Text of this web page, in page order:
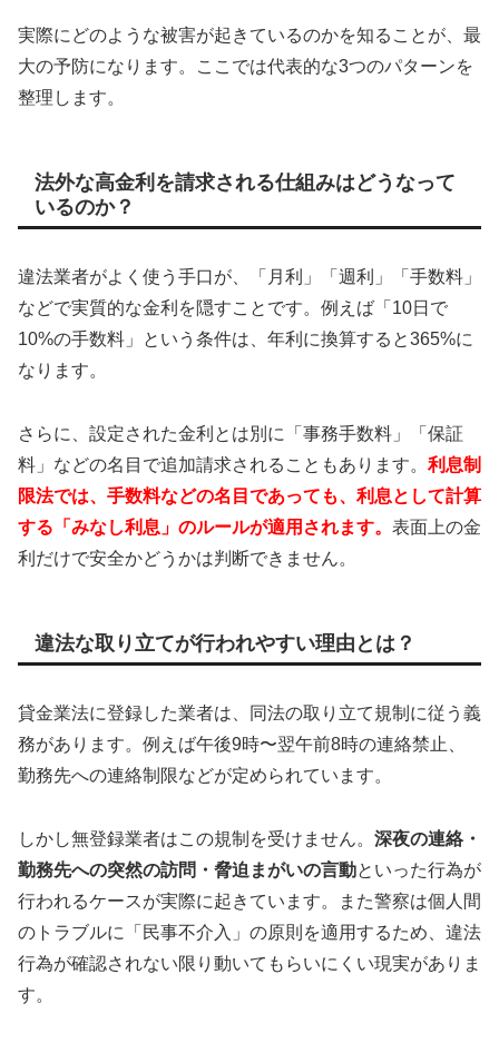
実際にどのような被害が起きているのかを知ることが、最
大の予防になります。ここでは代表的な3つのパターンを
整理します。
法外な高金利を請求される仕組みはどうなって
いるのか？
違法業者がよく使う手口が、「月利」「週利」「手数料」
などで実質的な金利を隠すことです。例えば「10日で
10%の手数料」という条件は、年利に換算すると365%に
なります。
さらに、設定された金利とは別に「事務手数料」「保証
料」などの名目で追加請求されることもあります。 利息制
限法では、手数料などの名目であっても、利息として計算
する「みなし利息」のルールが適用されます。 表面上の金
利だけで安全かどうかは判断できません。
違法な取り立てが行われやすい理由とは？
貸金業法に登録した業者は、同法の取り立て規制に従う義
務があります。例えば午後9時〜翌午前8時の連絡禁止、
勤務先への連絡制限などが定められています。
しかし無登録業者はこの規制を受けません。 深夜の連絡・
勤務先への突然の訪問・脅迫まがいの言動といった行為が
行われるケースが実際に起きています。また警察は個人間
のトラブルに「民事不介入」の原則を適用するため、違法
行為が確認されない限り動いてもらいにくい現実がありま
す。